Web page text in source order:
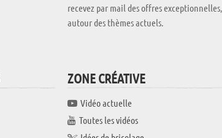
recevez par mail des offres
autour des thèmes actuels.
ZONE CRÉATIVE
Vidéo actuelle
Toutes les vidéos